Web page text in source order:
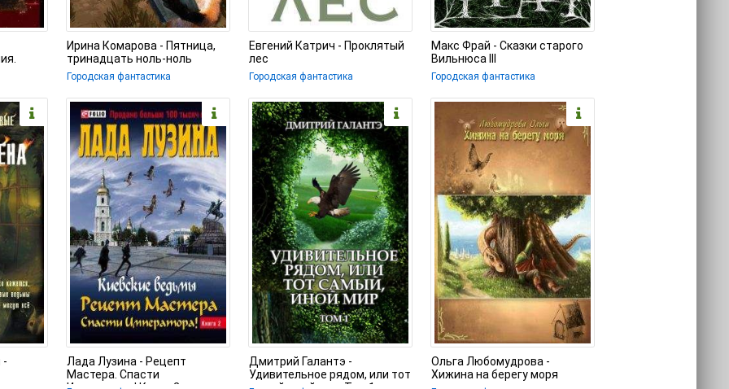
Ирина Комарова - Пятница,
тринадцать ноль-ноль
Городская фантастика
Евгений Катрич - Проклятый
лес
Городская фантастика
Макс Фрай - Сказки старого
Вильнюса III
Городская фантастика
-
Лада Лузина - Рецепт
Мастера. Спасти
Дмитрий Галантэ -
Удивительное рядом, или тот
Ольга Любомудрова -
Хижина на берегу моря